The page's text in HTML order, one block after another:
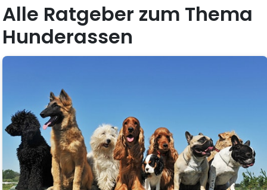
Alle Ratgeber zum Thema
Hunderassen